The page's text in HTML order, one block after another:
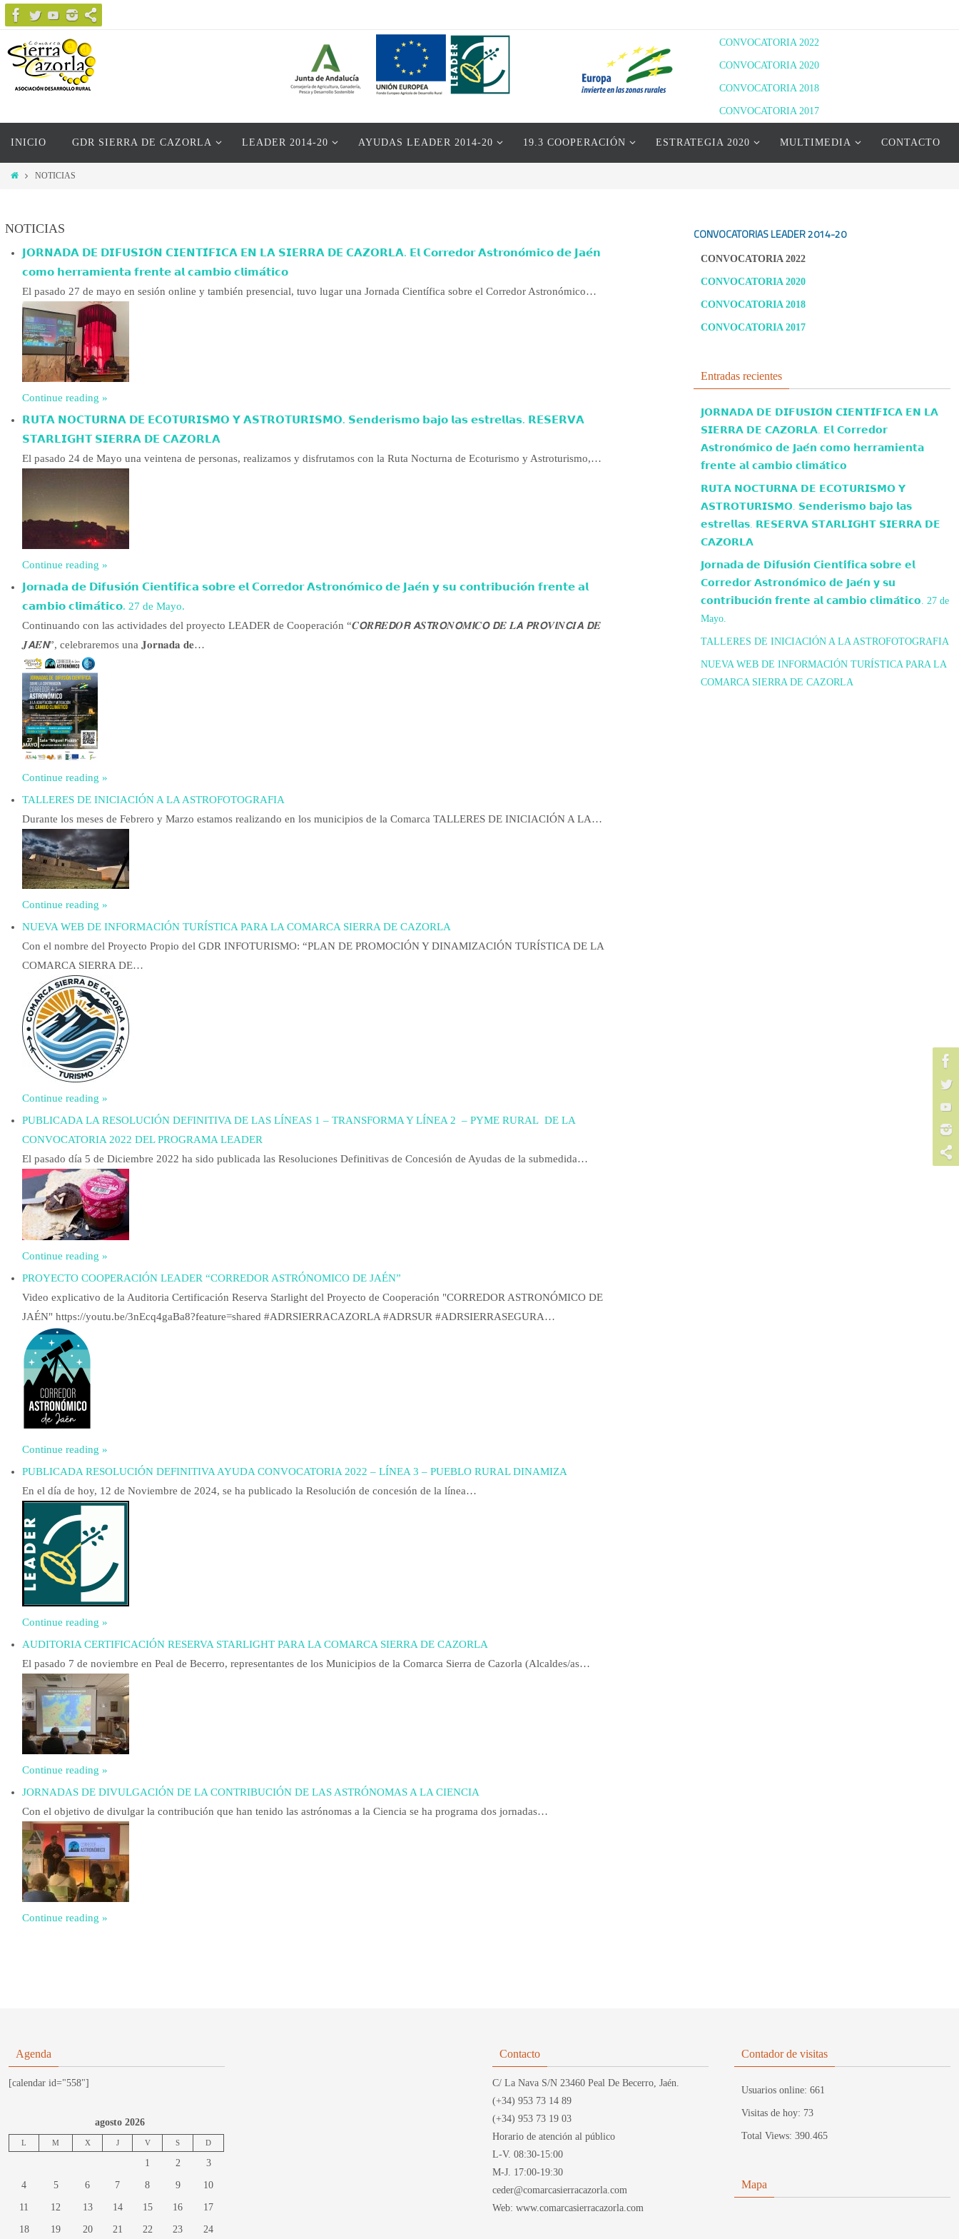
Ir
al
contenido
CONVOCATORIA 2022
CONVOCATORIA 2020
CONVOCATORIA 2018
CONVOCATORIA 2017
INICIO GDR SIERRA DE CAZORLA LEADER 2014-20 AYUDAS LEADER 2014-20 19.3 COOPERACIÓN ESTRATEGIA 2020 MULTIMEDIA CONTACTO
InicioNOTICIAS
NOTICIAS
𝗝𝗢𝗥𝗡𝗔𝗗𝗔 𝗗𝗘 𝗗𝗜𝗙𝗨𝗦𝗜𝗢́𝗡 𝗖𝗜𝗘𝗡𝗧𝗜́𝗙𝗜𝗖𝗔 𝗘𝗡 𝗟𝗔 𝗦𝗜𝗘𝗥𝗥𝗔 𝗗𝗘 𝗖𝗔𝗭𝗢𝗥𝗟𝗔. 𝗘𝗹 𝗖𝗼𝗿𝗿𝗲𝗱𝗼𝗿 𝗔𝘀𝘁𝗿𝗼𝗻𝗼́𝗺𝗶𝗰𝗼 𝗱𝗲 𝗝𝗮𝗲́𝗻
𝗰𝗼𝗺𝗼 𝗵𝗲𝗿𝗿𝗮𝗺𝗶𝗲𝗻𝘁𝗮 𝗳𝗿𝗲𝗻𝘁𝗲 𝗮𝗹 𝗰𝗮𝗺𝗯𝗶𝗼 𝗰𝗹𝗶𝗺𝗮́𝘁𝗶𝗰𝗼
El pasado 27 de mayo en sesión online y también presencial, tuvo lugar una Jornada Científica sobre el Corredor Astronómico…
Continue reading »
𝗥𝗨𝗧𝗔 𝗡𝗢𝗖𝗧𝗨𝗥𝗡𝗔 𝗗𝗘 𝗘𝗖𝗢𝗧𝗨𝗥𝗜𝗦𝗠𝗢 𝗬 𝗔𝗦𝗧𝗥𝗢𝗧𝗨𝗥𝗜𝗦𝗠𝗢. 𝗦𝗲𝗻𝗱𝗲𝗿𝗶𝘀𝗺𝗼 𝗯𝗮𝗷𝗼 𝗹𝗮𝘀 𝗲𝘀𝘁𝗿𝗲𝗹𝗹𝗮𝘀. 𝗥𝗘𝗦𝗘𝗥𝗩𝗔
𝗦𝗧𝗔𝗥𝗟𝗜𝗚𝗛𝗧 𝗦𝗜𝗘𝗥𝗥𝗔 𝗗𝗘 𝗖𝗔𝗭𝗢𝗥𝗟𝗔
El pasado 24 de Mayo una veintena de personas, realizamos y disfrutamos con la Ruta Nocturna de Ecoturismo y Astroturismo,…
Continue reading »
𝗝𝗼𝗿𝗻𝗮𝗱𝗮 𝗱𝗲 𝗗𝗶𝗳𝘂𝘀𝗶𝗼́𝗻 𝗖𝗶𝗲𝗻𝘁𝗶́𝗳𝗶𝗰𝗮 𝘀𝗼𝗯𝗿𝗲 𝗲𝗹 𝗖𝗼𝗿𝗿𝗲𝗱𝗼𝗿 𝗔𝘀𝘁𝗿𝗼𝗻𝗼́𝗺𝗶𝗰𝗼 𝗱𝗲 𝗝𝗮𝗲́𝗻 𝘆 𝘀𝘂 𝗰𝗼𝗻𝘁𝗿𝗶𝗯𝘂𝗰𝗶𝗼́𝗻 𝗳𝗿𝗲𝗻𝘁𝗲 𝗮𝗹
𝗰𝗮𝗺𝗯𝗶𝗼 𝗰𝗹𝗶𝗺𝗮́𝘁𝗶𝗰𝗼. 27 de Mayo.
Continuando con las actividades del proyecto LEADER de Cooperación “𝑪𝙊𝑹𝙍𝑬𝘿𝑶𝙍 𝘼𝑺𝙏𝑹𝙊𝑵𝙊́𝑴𝙄𝑪𝙊 𝘿𝑬 𝑳𝘼 𝙋𝑹𝙊𝑽𝙄𝑵𝘾𝑰𝘼 𝘿𝑬
𝑱𝘼𝑬́𝙉”, celebraremos una 𝐉𝐨𝐫𝐧𝐚𝐝𝐚 𝐝𝐞…
Continue reading »
TALLERES DE INICIACIÓN A LA ASTROFOTOGRAFIA
Durante los meses de Febrero y Marzo estamos realizando en los municipios de la Comarca TALLERES DE INICIACIÓN A LA…
Continue reading »
NUEVA WEB DE INFORMACIÓN TURÍSTICA PARA LA COMARCA SIERRA DE CAZORLA
Con el nombre del Proyecto Propio del GDR INFOTURISMO: “PLAN DE PROMOCIÓN Y DINAMIZACIÓN TURÍSTICA DE LA
COMARCA SIERRA DE…
Continue reading »
PUBLICADA LA RESOLUCIÓN DEFINITIVA DE LAS LÍNEAS 1 – TRANSFORMA Y LÍNEA 2 – PYME RURAL DE LA
CONVOCATORIA 2022 DEL PROGRAMA LEADER
El pasado día 5 de Diciembre 2022 ha sido publicada las Resoluciones Definitivas de Concesión de Ayudas de la submedida…
Continue reading »
PROYECTO COOPERACIÓN LEADER “CORREDOR ASTRÓNOMICO DE JAÉN”
Video explicativo de la Auditoria Certificación Reserva Starlight del Proyecto de Cooperación "CORREDOR ASTRONÓMICO DE
JAÉN" https://youtu.be/3nEcq4gaBa8?feature=shared #ADRSIERRACAZORLA #ADRSUR #ADRSIERRASEGURA…
Continue reading »
PUBLICADA RESOLUCIÓN DEFINITIVA AYUDA CONVOCATORIA 2022 – LÍNEA 3 – PUEBLO RURAL DINAMIZA
En el día de hoy, 12 de Noviembre de 2024, se ha publicado la Resolución de concesión de la línea…
Continue reading »
AUDITORIA CERTIFICACIÓN RESERVA STARLIGHT PARA LA COMARCA SIERRA DE CAZORLA
El pasado 7 de noviembre en Peal de Becerro, representantes de los Municipios de la Comarca Sierra de Cazorla (Alcaldes/as…
Continue reading »
JORNADAS DE DIVULGACIÓN DE LA CONTRIBUCIÓN DE LAS ASTRÓNOMAS A LA CIENCIA
Con el objetivo de divulgar la contribución que han tenido las astrónomas a la Ciencia se ha programa dos jornadas…
Continue reading »
CONVOCATORIAS LEADER2014-20
CONVOCATORIA 2022
CONVOCATORIA 2020
CONVOCATORIA 2018
CONVOCATORIA 2017
Entradas recientes
𝗝𝗢𝗥𝗡𝗔𝗗𝗔 𝗗𝗘 𝗗𝗜𝗙𝗨𝗦𝗜𝗢́𝗡 𝗖𝗜𝗘𝗡𝗧𝗜́𝗙𝗜𝗖𝗔 𝗘𝗡 𝗟𝗔
𝗦𝗜𝗘𝗥𝗥𝗔 𝗗𝗘 𝗖𝗔𝗭𝗢𝗥𝗟𝗔. 𝗘𝗹 𝗖𝗼𝗿𝗿𝗲𝗱𝗼𝗿
𝗔𝘀𝘁𝗿𝗼𝗻𝗼́𝗺𝗶𝗰𝗼 𝗱𝗲 𝗝𝗮𝗲́𝗻 𝗰𝗼𝗺𝗼 𝗵𝗲𝗿𝗿𝗮𝗺𝗶𝗲𝗻𝘁𝗮
𝗳𝗿𝗲𝗻𝘁𝗲 𝗮𝗹 𝗰𝗮𝗺𝗯𝗶𝗼 𝗰𝗹𝗶𝗺𝗮́𝘁𝗶𝗰𝗼
𝗥𝗨𝗧𝗔 𝗡𝗢𝗖𝗧𝗨𝗥𝗡𝗔 𝗗𝗘 𝗘𝗖𝗢𝗧𝗨𝗥𝗜𝗦𝗠𝗢 𝗬
𝗔𝗦𝗧𝗥𝗢𝗧𝗨𝗥𝗜𝗦𝗠𝗢. 𝗦𝗲𝗻𝗱𝗲𝗿𝗶𝘀𝗺𝗼 𝗯𝗮𝗷𝗼 𝗹𝗮𝘀
𝗲𝘀𝘁𝗿𝗲𝗹𝗹𝗮𝘀. 𝗥𝗘𝗦𝗘𝗥𝗩𝗔 𝗦𝗧𝗔𝗥𝗟𝗜𝗚𝗛𝗧 𝗦𝗜𝗘𝗥𝗥𝗔 𝗗𝗘
𝗖𝗔𝗭𝗢𝗥𝗟𝗔
𝗝𝗼𝗿𝗻𝗮𝗱𝗮 𝗱𝗲 𝗗𝗶𝗳𝘂𝘀𝗶𝗼́𝗻 𝗖𝗶𝗲𝗻𝘁𝗶́𝗳𝗶𝗰𝗮 𝘀𝗼𝗯𝗿𝗲 𝗲𝗹
𝗖𝗼𝗿𝗿𝗲𝗱𝗼𝗿 𝗔𝘀𝘁𝗿𝗼𝗻𝗼́𝗺𝗶𝗰𝗼 𝗱𝗲 𝗝𝗮𝗲́𝗻 𝘆 𝘀𝘂
𝗰𝗼𝗻𝘁𝗿𝗶𝗯𝘂𝗰𝗶𝗼́𝗻 𝗳𝗿𝗲𝗻𝘁𝗲 𝗮𝗹 𝗰𝗮𝗺𝗯𝗶𝗼 𝗰𝗹𝗶𝗺𝗮́𝘁𝗶𝗰𝗼. 27 de
Mayo.
TALLERES DE INICIACIÓN A LA ASTROFOTOGRAFIA
NUEVA WEB DE INFORMACIÓN TURÍSTICA PARA LA
COMARCA SIERRA DE CAZORLA
Agenda
[calendar id="558"]
agosto 2026
L M X J V S D
1 2 3
4 5 6 7 8 9 10
11 12 13 14 15 16 17
18 19 20 21 22 23 24
Contacto
C/ La Nava S/N 23460 Peal De Becerro, Jaén.
(+34) 953 73 14 89
(+34) 953 73 19 03
Horario de atención al público
L-V. 08:30-15:00
M-J. 17:00-19:30
ceder@comarcasierracazorla.com
Web: www.comarcasierracazorla.com
Contador de visitas
Usuarios online:661
Visitas de hoy: 73
Total Views:390.465
Mapa